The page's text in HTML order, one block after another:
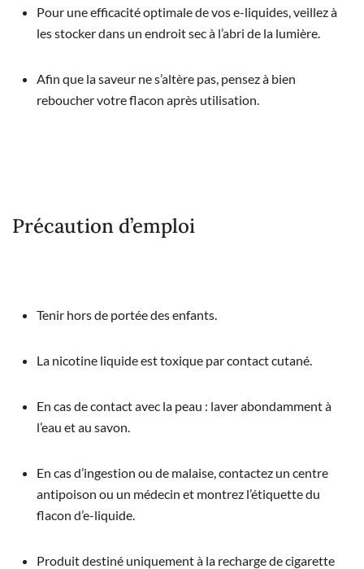
Pour une efficacité optimale de vos e-liquides, veillez à
les stocker dans un endroit sec à l’abri de la lumière.
Afin que la saveur ne s’altère pas, pensez à bien
reboucher votre flacon après utilisation.
Précaution d’emploi
Tenir hors de portée des enfants.
La nicotine liquide est toxique par contact cutané.
En cas de contact avec la peau : laver abondamment à
l’eau et au savon.
En cas d’ingestion ou de malaise, contactez un centre
antipoison ou un médecin et montrez l’étiquette du
flacon d’e-liquide.
Produit destiné uniquement à la recharge de cigarette